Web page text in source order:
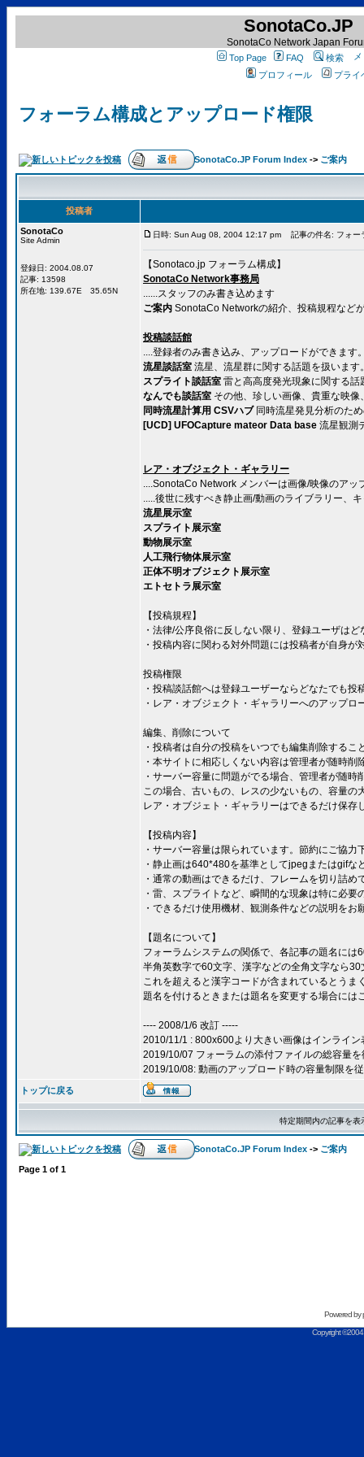
SonotaCo.JP
SonotaCo Network Japan
Top Page FAQ
検索
プロフィール
プライ
フォーラム構成とアップロード権限
SonotaCo.JP Forum Index -> ご案内
投稿者
SonotaCo
Site Admin
登録日: 2004.08.07
記事: 13598
所在地: 139.67E 35.65N
日時: Sun Aug 08, 2004 12:17 pm 記事の件名: フォー
【Sonotaco.jp フォーラム構成】
SonotaCo Network事務局
......スタッフのみ書き込めます
ご案内 SonotaCo Networkの紹介、投稿規程など
投稿談話館
....登録者のみ書き込み、アップロードができます
流星談話室 流星、流星群に関する話題を扱います
スプライト談話室 雷と高高度発光現象に関する話
なんでも談話室 その他、珍しい画像、貴重な映
同時流星計算用 CSVハブ同時流星発見分析のた
[UCD] UFOCapture mateor Data base 流星観測
レア・オブジェクト・ギャラリー
....SonotaCo Network メンバーは画像/映像のアッ
.....後世に残すべき静止画/動画のライブラリー、
流星展示室
スプライト展示室
動物展示室
人工飛行物体展示室
正体不明オブジェクト展示室
エトセトラ展示室
【投稿規程】
・法律/公序良俗に反しない限り、登録ユーザは
・投稿内容に関わる対外問題には投稿者が自身が
投稿権限
・投稿談話館へは登録ユーザーならどなたでも投
・レア・オブジェクト・ギャラリーへのアップ
編集、削除について
・投稿者は自分の投稿をいつでも編集削除するこ
・本サイトに相応しくない内容は管理者が随時
・サーバー容量に問題がでる場合、管理者が随時
この場合、古いもの、レスの少ないもの、容量の
レア・オブジェト・ギャラリーはできるだけ保存
【投稿内容】
・サーバー容量は限られています。節約にご協力
・静止画は640*480を基準としてjpegまたはgif
・通常の動画はできるだけ、フレームを切り詰
・雷、スプライトなど、瞬間的な現象は特に必
・できるだけ使用機材、観測条件などの説明を
【題名について】
フォーラムシステムの関係で、各記事の題名に
半角英数字で60文字、漢字などの全角文字なら30
これを超えると漢字コードが含まれているとう
題名を付けるときまたは題名を変更する場合に
---- 2008/1/6 改訂 -----
2010/11/1 : 800x600より大きい画像はインライ
2019/10/07 フォーラムの添付ファイルの総容量
2019/10/08: 動画のアップロード時の容量制限を
トップに戻る
特定期間内の記事を
SonotaCo.JP Forum Index -> ご案内
Page 1 of 1
Powered by
Copyright ©2004